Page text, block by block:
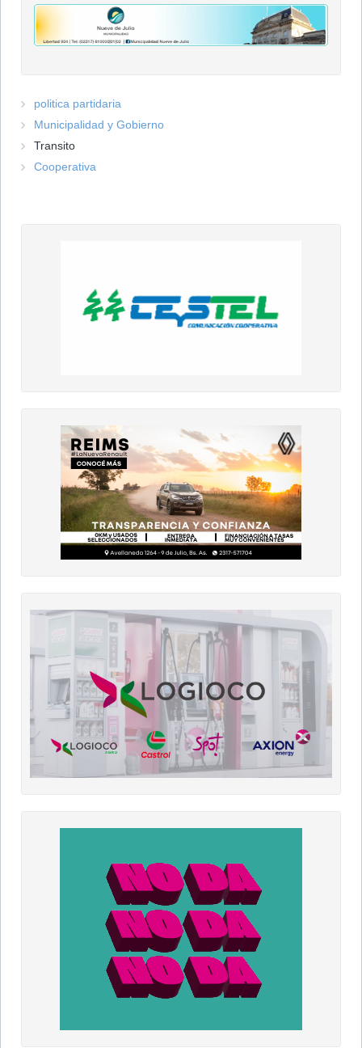
politica partidaria
Municipalidad y Gobierno
Transito
Cooperativa